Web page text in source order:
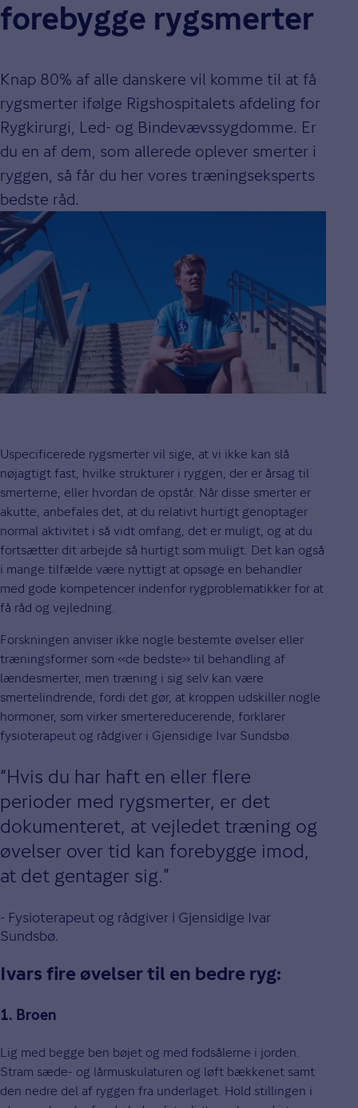
forebygge rygsmerter
Knap 80% af alle danskere vil komme til at få
rygsmerter ifølge Rigshospitalets afdeling for
Rygkirurgi, Led- og Bindevævssygdomme. Er
du en af dem, som allerede oplever smerter i
ryggen, så får du her vores træningseksperts
bedste råd.
Uspecificerede rygsmerter vil sige, at vi ikke kan slå
nøjagtigt fast, hvilke strukturer i ryggen, der er årsag til
smerterne, eller hvordan de opstår. Når disse smerter er
akutte, anbefales det, at du relativt hurtigt genoptager
normal aktivitet i så vidt omfang, det er muligt, og at du
fortsætter dit arbejde så hurtigt som muligt. Det kan også
i mange tilfælde være nyttigt at opsøge en behandler
med gode kompetencer indenfor rygproblematikker for at
få råd og vejledning.
Forskningen anviser ikke nogle bestemte øvelser eller
træningsformer som «de bedste» til behandling af
lændesmerter, men træning i sig selv kan være
smertelindrende, fordi det gør, at kroppen udskiller nogle
hormoner, som virker smertereducerende, forklarer
fysioterapeut og rådgiver i Gjensidige Ivar Sundsbø.
Hvis du har haft en eller flere
perioder med rygsmerter, er det
dokumenteret, at vejledet træning og
øvelser over tid kan forebygge imod,
at det gentager sig.
- Fysioterapeut og rådgiver i Gjensidige Ivar
Sundsbø.
Ivars fire øvelser til en bedre ryg:
1. Broen
Lig med begge ben bøjet og med fodsålerne i jorden.
Stram sæde- og lårmuskulaturen og løft bækkenet samt
den nedre del af ryggen fra underlaget. Hold stillingen i